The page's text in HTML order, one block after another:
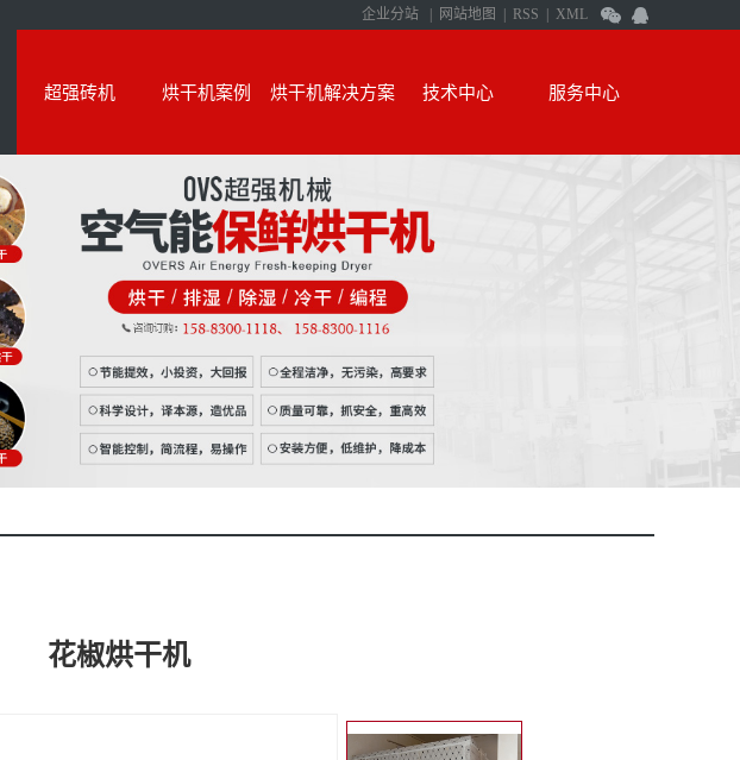
企业分站 网站地图 RSS XML
超强砖机 烘干机案例 烘干机解决方案 技术中心 服务中心
花椒烘干机